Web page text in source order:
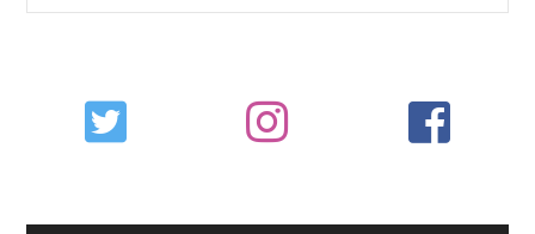
Primary
Sidebar